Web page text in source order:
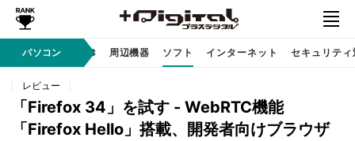
パソコン
クノロジ AI PC 周辺機器 ソフト インターネット セキュリティ
レビュー
「Firefox 34」を試す - WebRTC機能
「Firefox Hello」搭載、開発者向けブラウザ